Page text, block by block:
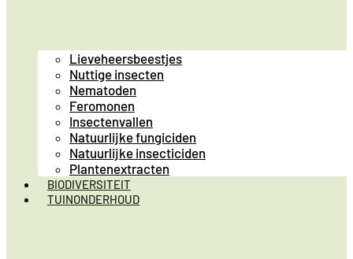
Lieveheersbeestjes
Nuttige insecten
Nematoden
Feromonen
Insectenvallen
Natuurlijke fungiciden
Natuurlijke insecticiden
Plantenextracten
BIODIVERSITEIT
TUINONDERHOUD